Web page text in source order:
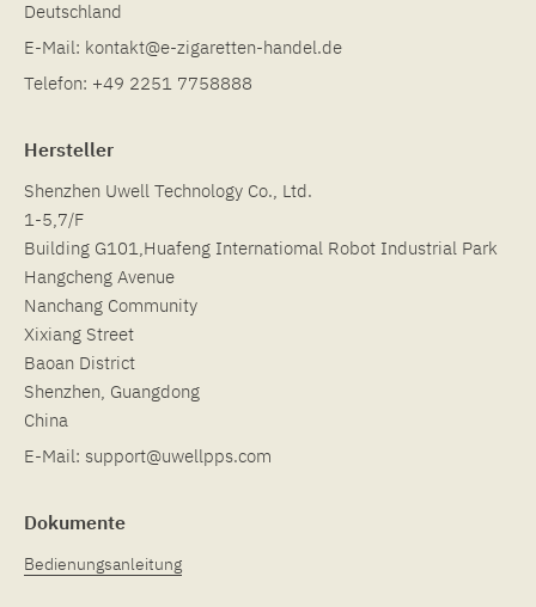
Deutschland
E-Mail: kontakt@e-zigaretten-handel.de
Telefon: +49 2251 7758888
Hersteller
Shenzhen Uwell Technology Co., Ltd.
1-5,7/F
Building G101,Huafeng Internatiomal Robot Industrial Park
Hangcheng Avenue
Nanchang Community
Xixiang Street
Baoan District
Shenzhen, Guangdong
China
E-Mail: support@uwellpps.com
Dokumente
Bedienungsanleitung